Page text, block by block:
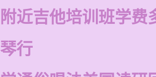
附近吉他培训班学费
琴行